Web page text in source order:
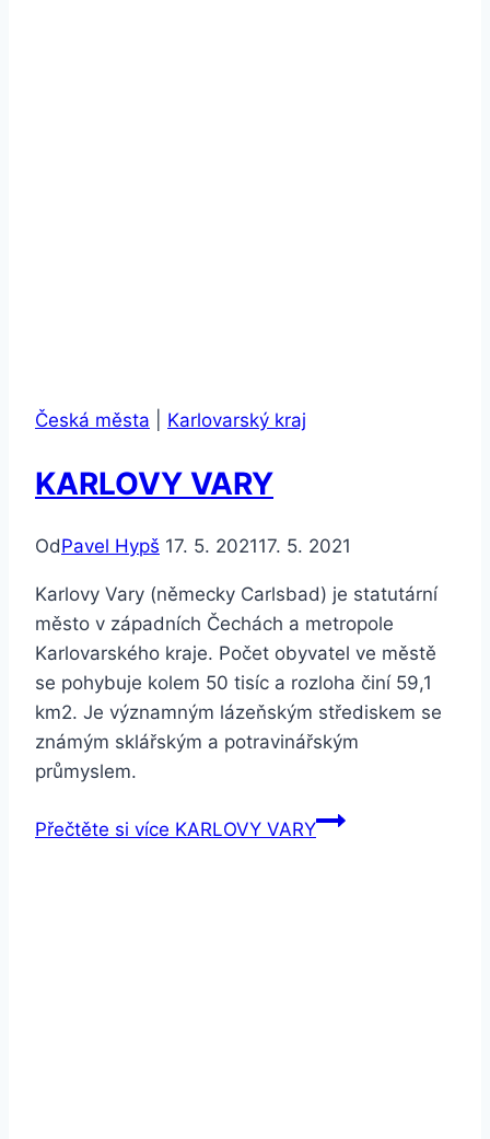
Česká města Karlovarský kraj
KARLOVY VARY
OdPavel Hypš 17. 5. 202117. 5. 2021
Karlovy Vary (německy Carlsbad) je statutární
město v západních Čechách a metropole
Karlovarského kraje. Počet obyvatel ve městě
se pohybuje kolem 50 tisíc a rozloha činí 59,1
km2. Je významným lázeňským střediskem se
známým sklářským a potravinářským
průmyslem.
Přečtěte si více KARLOVY VARY